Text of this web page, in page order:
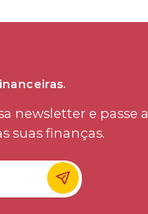
newsletter e passe a
suas finanças.